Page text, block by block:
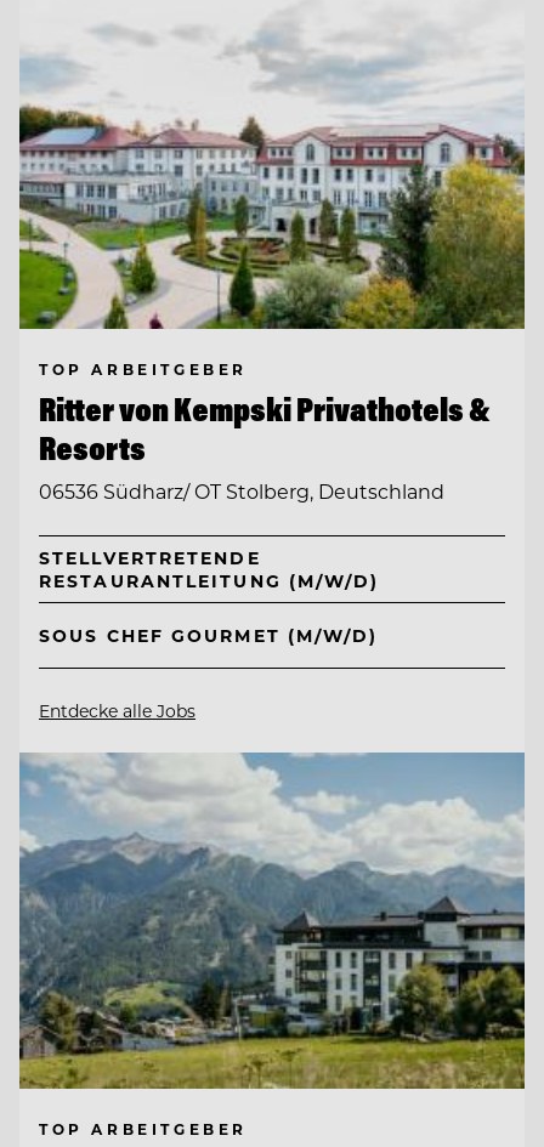
TOP ARBEITGEBER
Ritter von Kempski Privathotels &
Resorts
06536 Südharz/ OT Stolberg, Deutschland
STELLVERTRETENDE
RESTAURANTLEITUNG (M/W/D)
SOUS CHEF GOURMET (M/W/D)
Entdecke alle Jobs
TOP ARBEITGEBER